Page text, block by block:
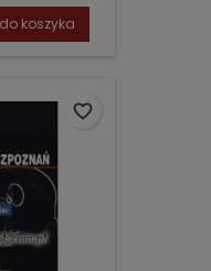
podstawowa
koszyka
favorite_border